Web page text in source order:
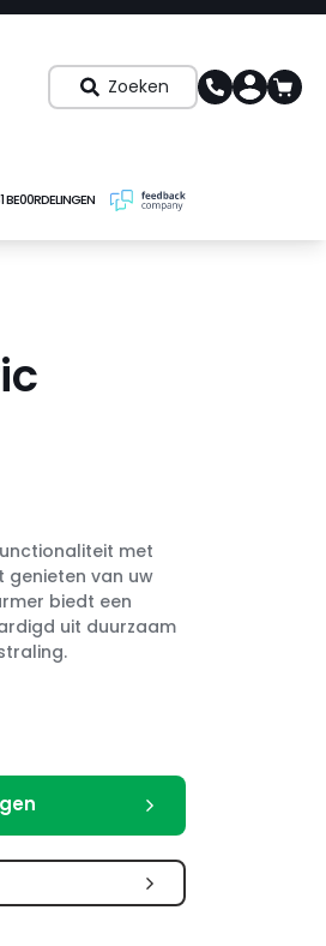
Zoeken
BE00RDELINGEN
met
genieten van uw
biedt een
uit duurzaam